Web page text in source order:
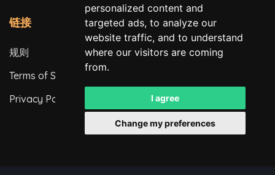
personalized content and
targeted ads, to analyze our
website traffic, and to understand
where our visitors are coming
from.
I agree
Change my preferences
链接
规则
Terms of Service
Privacy Policy